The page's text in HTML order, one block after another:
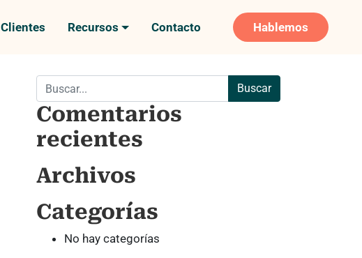
Clientes Recursos Contacto Hablemos
Buscar:
Comentarios
recientes
Archivos
Categorías
No hay categorías